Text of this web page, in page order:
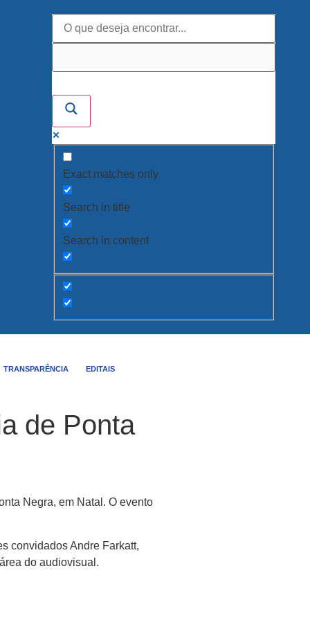
Exact matches only
Search in title
Search in content
TRANSPARÊNCIA EDITAIS
de Ponta
Negra, em Natal. O evento
convidados Andre Farkatt,
do audiovisual.